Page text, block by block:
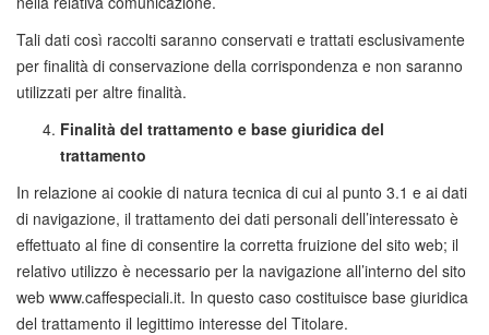
Tali dati così raccolti saranno conservati e trattati esclusivamente
per finalità di conservazione della corrispondenza e non saranno
utilizzati per altre finalità.
Finalità del trattamento e base giuridica del
trattamento
In relazione ai cookie di natura tecnica di cui al punto 3.1 e ai dati
di navigazione, il trattamento dei dati personali dell’interessato è
effettuato al fine di consentire la corretta fruizione del sito web; il
relativo utilizzo è necessario per la navigazione all’interno del sito
web www.caffespeciali.it. In questo caso costituisce base giuridica
del trattamento il legittimo interesse del Titolare.